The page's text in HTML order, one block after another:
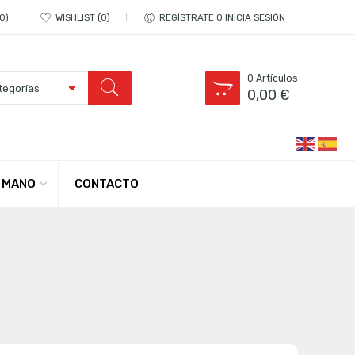
0 WISHLIST 0 REGÍSTRATE O INICIA SESIÓN
0 Artículos
0,00€
CONTACTO